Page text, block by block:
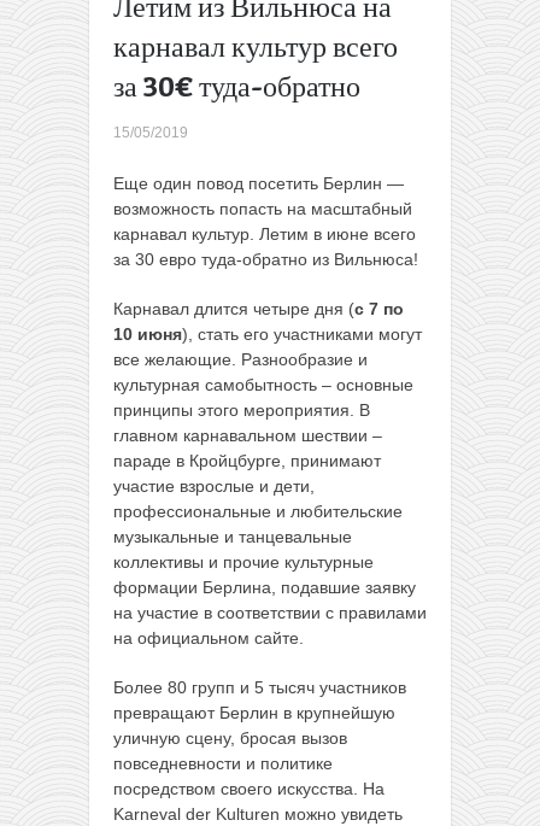
карнавал культур всего
за 30€ туда-обратно
15/05/2019
Еще один повод посетить Берлин —
возможность попасть на масштабный
карнавал культур. Летим в июне всего
за 30 евро туда-обратно из Вильнюса!
Карнавал длится четыре дня (с 7 по
10 июня), стать его участниками могут
все желающие. Разнообразие и
культурная самобытность – основные
принципы этого мероприятия. В
главном карнавальном шествии –
параде в Кройцбурге, принимают
участие взрослые и дети,
профессиональные и любительские
музыкальные и танцевальные
коллективы и прочие культурные
формации Берлина, подавшие заявку
на участие в соответствии с правилами
на официальном сайте.
Более 80 групп и 5 тысяч участников
превращают Берлин в крупнейшую
уличную сцену, бросая вызов
повседневности и политике
посредством своего искусства. На
Karneval der Kulturen можно увидеть
туры из